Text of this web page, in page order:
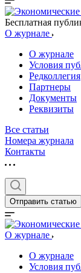
Бесплатная
О журнале
О журнале
Условия
Редколлегия
Партнеры
Документы
Реквизиты
Все статьи
Номера журнала
Контакты
Отправить статью
О журнале
О журнале
Условия